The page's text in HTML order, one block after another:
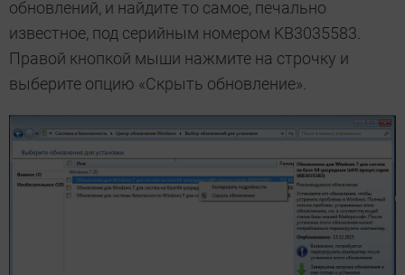
обновлений, и найдите то самое, печально
известное, под серийным номером KB3035583.
Правой кнопкой мыши нажмите на строчку и
выберите опцию «Скрыть обновление».